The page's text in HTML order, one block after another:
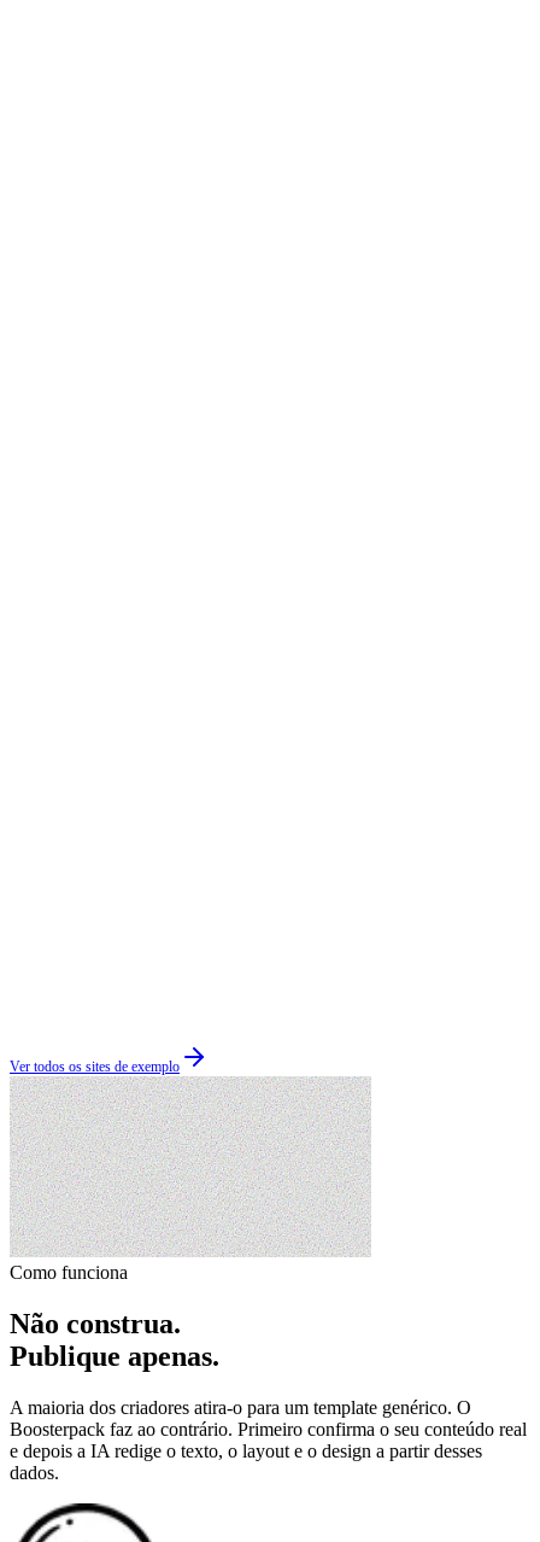
Ver todos os sites de exemplo
Como funciona
Não construa.
Publique apenas.
A maioria dos criadores atira-o para um template genérico. O
Boosterpack faz ao contrário. Primeiro confirma o seu conteúdo real
e depois a IA redige o texto, o layout e o design a partir desses
dados.